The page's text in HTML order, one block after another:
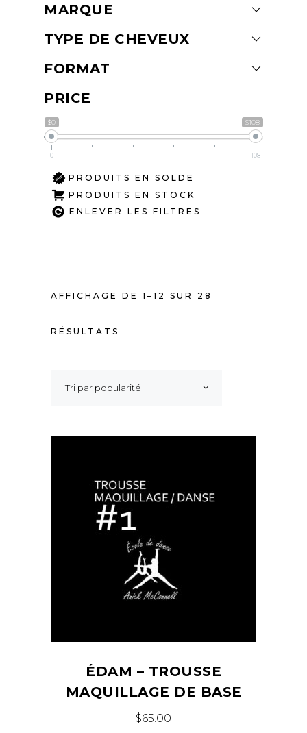
AFFICHAGE DE 1–12 SUR 28
RÉSULTATS
Tri par popularité
ÉDAM – TROUSSE
MAQUILLAGE DE BASE
$65.00
MARQUE
TYPE DE CHEVEUX
FORMAT
PRICE
$0 $108
0 108
PRODUITS EN SOLDE
PRODUITS EN STOCK
ENLEVER LES FILTRES